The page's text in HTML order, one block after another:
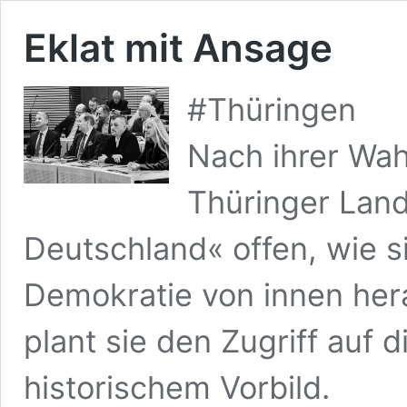
Eklat mit Ansage
#Thüringen
Nach ihrer
Thüringer
Deutschland« offen, wie
Demokratie von innen
plant sie den Zugriff auf
historischem Vorbild.